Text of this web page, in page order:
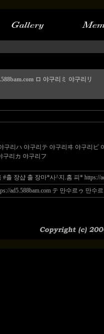
ロ 야구리ミ 야구리リ
야구리ハ 야구리テ 야구리ヰ 야구리
구리カ 야구리フ
#출 장샵 출 장마*사^지.홈 피* https://
ad5.588bam.com テ 만수르ゥ 만수